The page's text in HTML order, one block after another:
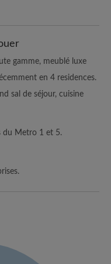
gamme, meublé luxe
en 4 residences.
sal de séjour, cuisine
du Metro 1 et 5.